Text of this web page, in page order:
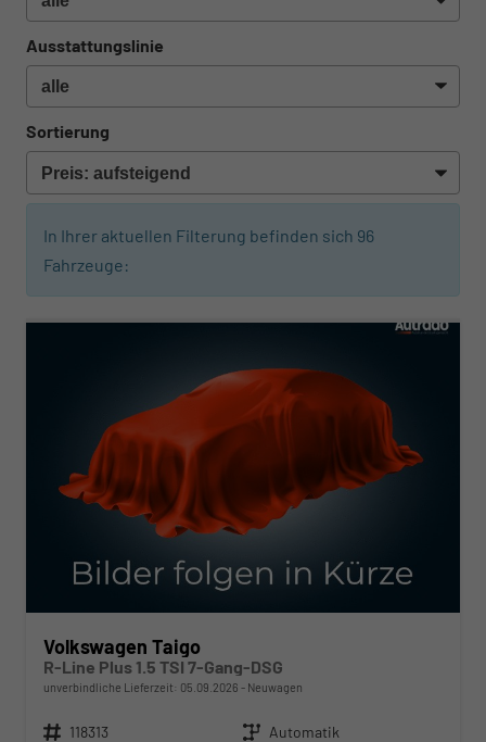
Ausstattungslinie
Sortierung
In Ihrer aktuellen Filterung befinden sich 96
Fahrzeuge:
ab 314,– € mtl.
Volkswagen Taigo
R-Line Plus 1.5 TSI 7-Gang-DSG
unverbindliche Lieferzeit: 05.09.2026 Neuwagen
Fahrzeugnr. 118313 Getriebe Automatik